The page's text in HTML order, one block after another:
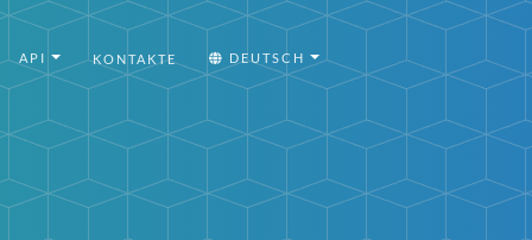
API KONTAKTE DEUTSCH